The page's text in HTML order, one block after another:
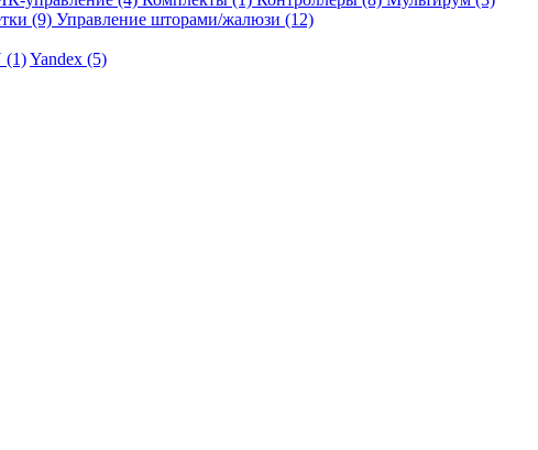
(9) Управление шторами/жалюзи (12)
(1)Yandex (5)